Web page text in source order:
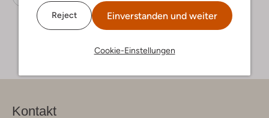
Reject Einverstanden und weiter
Cookie-Einstellungen
Kontakt